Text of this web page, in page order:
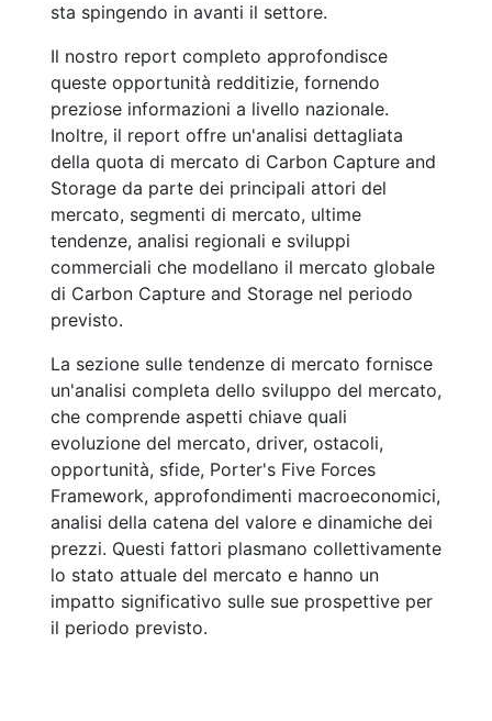
sta spingendo in avanti il settore.
Il nostro report completo approfondisce
queste opportunità redditizie, fornendo
preziose informazioni a livello nazionale.
Inoltre, il report offre un'analisi dettagliata
della quota di mercato di Carbon Capture and
Storage da parte dei principali attori del
mercato, segmenti di mercato, ultime
tendenze, analisi regionali e sviluppi
commerciali che modellano il mercato globale
di Carbon Capture and Storage nel periodo
previsto.
La sezione sulle tendenze di mercato fornisce
un'analisi completa dello sviluppo del mercato,
che comprende aspetti chiave quali
evoluzione del mercato, driver, ostacoli,
opportunità, sfide, Porter's Five Forces
Framework, approfondimenti macroeconomici,
analisi della catena del valore e dinamiche dei
prezzi. Questi fattori plasmano collettivamente
lo stato attuale del mercato e hanno un
impatto significativo sulle sue prospettive per
il periodo previsto.